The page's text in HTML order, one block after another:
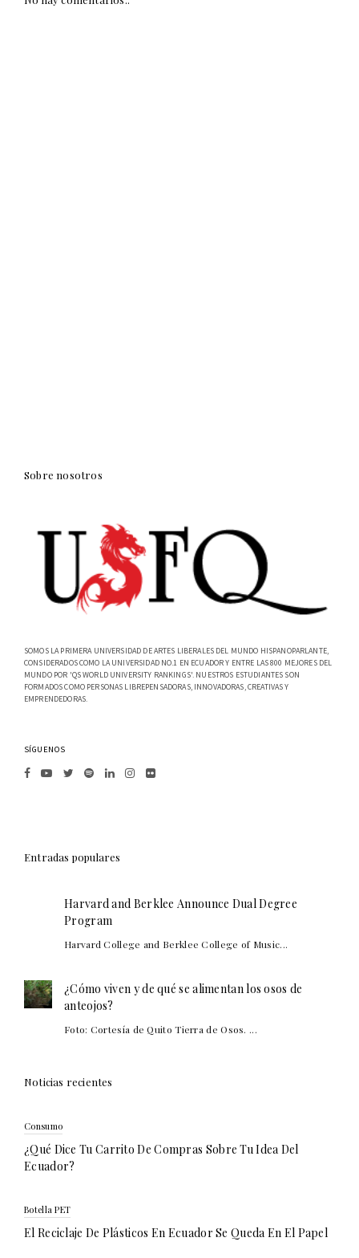
Sobre nosotros
SOMOS LA PRIMERA UNIVERSIDAD DE ARTES LIBERALES DEL MUNDO HISPANOPARLANTE,
CONSIDERADOS COMO LA UNIVERSIDAD NO.1 EN ECUADOR Y ENTRE LAS 800 MEJORES DEL
MUNDO POR 'QS WORLD UNIVERSITY RANKINGS'. NUESTROS ESTUDIANTES SON
FORMADOS COMO PERSONAS LIBREPENSADORAS, INNOVADORAS, CREATIVAS Y
EMPRENDEDORAS.
SÍGUENOS
Entradas populares
Harvard and Berklee Announce Dual Degree
Program
Harvard College and Berklee College of Music...
¿Cómo viven y de qué se alimentan los osos de
anteojos?
Foto: Cortesía de Quito Tierra de Osos. ...
Noticias recientes
Consumo
¿Qué Dice Tu Carrito De Compras Sobre Tu Idea Del
Ecuador?
Botella PET
El Reciclaje De Plásticos En Ecuador Se Queda En El Papel